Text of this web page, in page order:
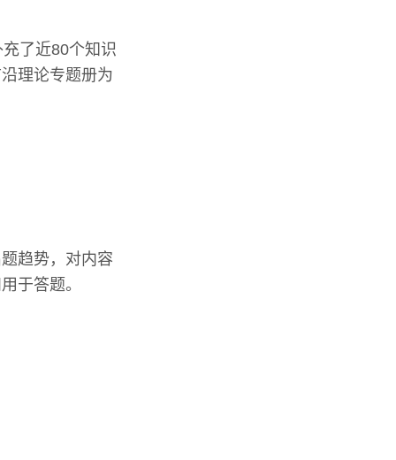
了近80个知识
理论专题册为
趋势，对内容
于答题。